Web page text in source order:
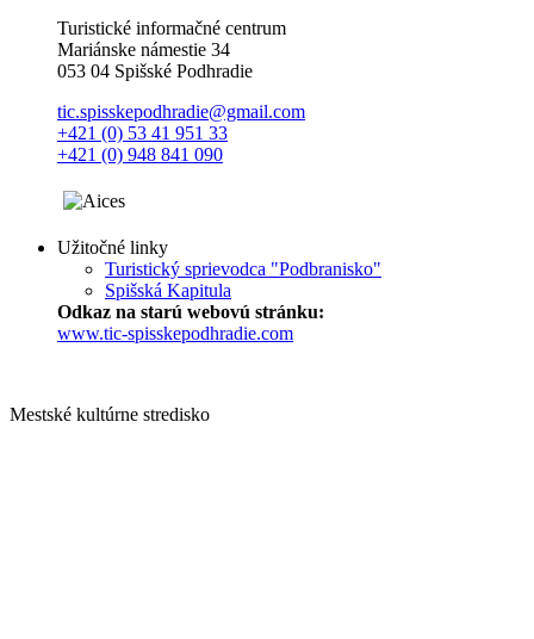
Turistické informačné centrum
Mariánske námestie 34
053 04 Spišské Podhradie
tic.spisskepodhradie@gmail.com
+421 (0) 53 41 951 33
+421 (0) 948 841 090
Užitočné linky
Turistický sprievodca "Podbranisko"
Spišská Kapitula
Odkaz na starú webovú stránku:
www.tic-spisskepodhradie.com
Mestské kultúrne stredisko